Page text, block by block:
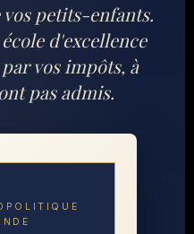
petits-enfants.
d'excellence
vos impôts, à
pas admis.